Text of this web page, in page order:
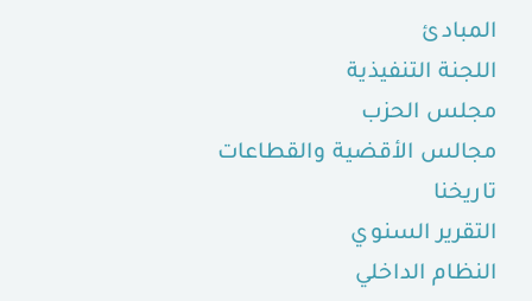
المبادئ
اللجنة التنفيذية
مجلس الحزب
مجالس الأقضية والقطاعات
تاريخنا
التقرير السنوي
النظام الداخلي